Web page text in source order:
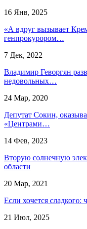
16 Янв, 2025
«А вдруг вызывает
генпрокурором…
7 Дек, 2022
Владимир Геворгян
недовольных…
24 Мар, 2020
Депутат Сокин,
«Центрами…
14 Фев, 2023
Вторую солнечную
области
20 Мар, 2021
Если хочется сладкого:
21 Июл, 2025